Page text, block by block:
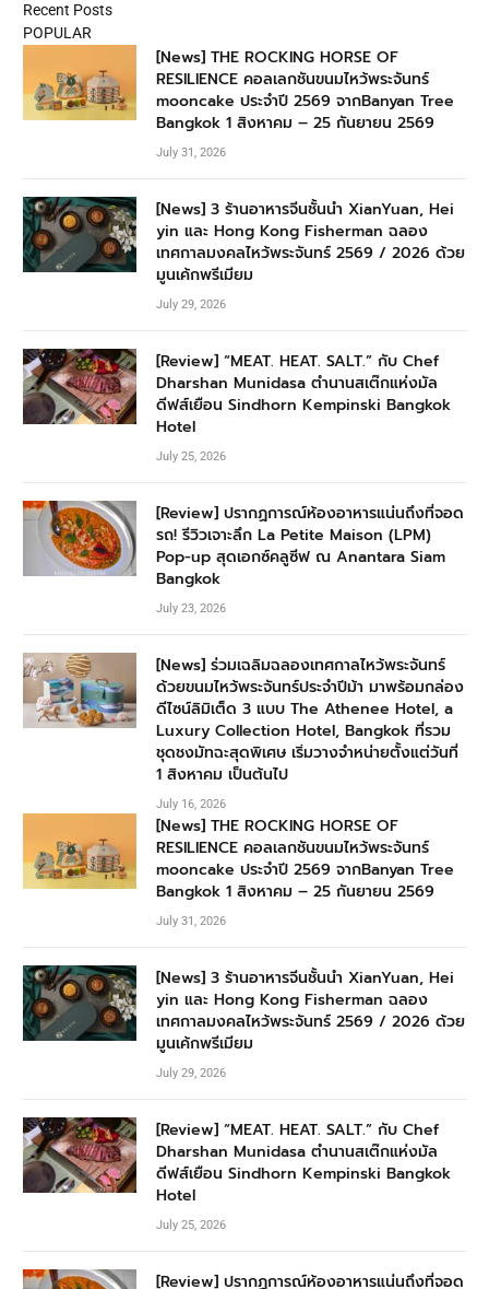
Recent Posts
POPULAR
[News] THE ROCKING HORSE OF
RESILIENCE คอลเลกชันขนมไหว้พระจันทร์
mooncake ประจำปี 2569 จากBanyan Tree
Bangkok 1 สิงหาคม – 25 กันยายน 2569
July 31, 2026
[News] 3 ร้านอาหารจีนชั้นนำ XianYuan, Hei
yin และ Hong Kong Fisherman ฉลอง
เทศกาลมงคลไหว้พระจันทร์ 2569 / 2026 ด้วย
มูนเค้กพรีเมียม
July 29, 2026
[Review] “MEAT. HEAT. SALT.” กับ Chef
Dharshan Munidasa ตำนานสเต๊กแห่งมัล
ดีฟส์เยือน Sindhorn Kempinski Bangkok
Hotel
July 25, 2026
[Review] ปรากฏการณ์ห้องอาหารแน่นถึงที่จอด
รถ! รีวิวเจาะลึก La Petite Maison (LPM)
Pop-up สุดเอกซ์คลูซีฟ ณ Anantara Siam
Bangkok
July 23, 2026
[News] ร่วมเฉลิมฉลองเทศกาลไหว้พระจันทร์
ด้วยขนมไหว้พระจันทร์ประจำปีม้า มาพร้อมกล่อง
ดีไซน์ลิมิเต็ด 3 แบบ The Athenee Hotel, a
Luxury Collection Hotel, Bangkok ที่รวม
ชุดชงมัทฉะสุดพิเศษ เริ่มวางจำหน่ายตั้งแต่วันที่
1 สิงหาคม เป็นต้นไป
July 16, 2026
[News] THE ROCKING HORSE OF
RESILIENCE คอลเลกชันขนมไหว้พระจันทร์
mooncake ประจำปี 2569 จากBanyan Tree
Bangkok 1 สิงหาคม – 25 กันยายน 2569
July 31, 2026
[News] 3 ร้านอาหารจีนชั้นนำ XianYuan, Hei
yin และ Hong Kong Fisherman ฉลอง
เทศกาลมงคลไหว้พระจันทร์ 2569 / 2026 ด้วย
มูนเค้กพรีเมียม
July 29, 2026
[Review] “MEAT. HEAT. SALT.” กับ Chef
Dharshan Munidasa ตำนานสเต๊กแห่งมัล
ดีฟส์เยือน Sindhorn Kempinski Bangkok
Hotel
July 25, 2026
[Review] ปรากฏการณ์ห้องอาหารแน่นถึงที่จอด